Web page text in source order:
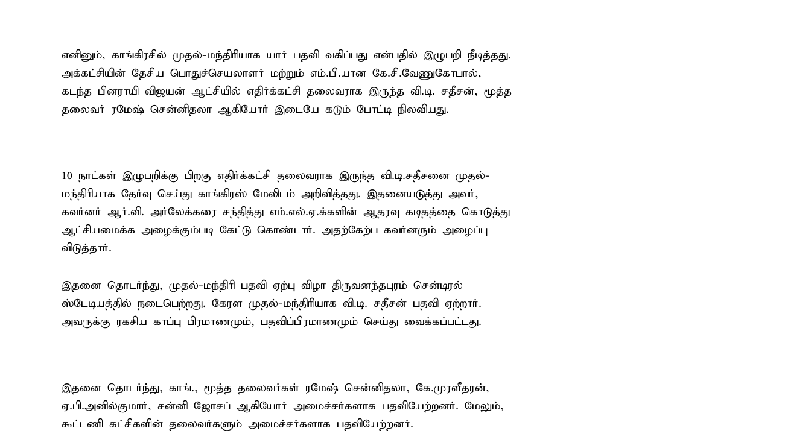
எனினும், காங்கிரசில் முதல்-மந்திரியாக யார் பதவி வகிப்பது என்பதில் இழுபறி நீடித்தது.
அக்கட்சியின் தேசிய பொதுச்செயலாளர் மற்றும் எம்.பி.யான கே.சி.வேணுகோபால்,
கடந்த பினராயி விஜயன் ஆட்சியில் எதிர்க்கட்சி தலைவராக இருந்த வி.டி. சதீசன், மூத்த
தலைவர் ரமேஷ் சென்னிதலா ஆகியோர் இடையே கடும் போட்டி நிலவியது.
10 நாட்கள் இழுபறிக்கு பிறகு எதிர்க்கட்சி தலைவராக இருந்த வி.டி.சதீசனை முதல்-
மந்திரியாக தேர்வு செய்து காங்கிரஸ் மேலிடம் அறிவித்தது. இதனையடுத்து அவர்,
கவர்னர் ஆர்.வி. அர்லேக்கரை சந்தித்து எம்.எல்.ஏ.க்களின் ஆதரவு கடிதத்தை கொடுத்து
ஆட்சியமைக்க அழைக்கும்படி கேட்டு கொண்டார். அதற்கேற்ப கவர்னரும் அழைப்பு
விடுத்தார்.
இதனை தொடர்ந்து, முதல்-மந்திரி பதவி ஏற்பு விழா திருவனந்தபுரம் சென்டிரல்
ஸ்டேடியத்தில் நடைபெற்றது. கேரள முதல்-மந்திரியாக வி.டி. சதீசன் பதவி ஏற்றார்.
அவருக்கு ரகசிய காப்பு பிரமாணமும், பதவிப்பிரமாணமும் செய்து வைக்கப்பட்டது.
இதனை தொடர்ந்து, காங்., மூத்த தலைவர்கள் ரமேஷ் சென்னிதலா, கே.முரளீதரன்,
ஏ.பி.அனில்குமார், சன்னி ஜோசப் ஆகியோர் அமைச்சர்களாக பதவியேற்றனர். மேலும்,
கூட்டணி கட்சிகளின் தலைவர்களும் அமைச்சர்களாக பதவியேற்றனர்.